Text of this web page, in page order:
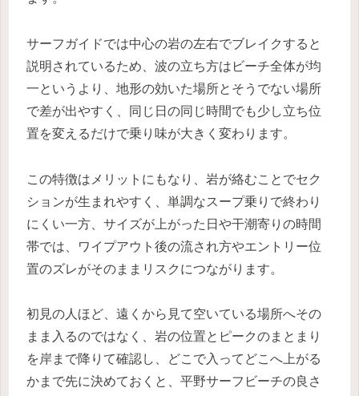
サーフガイドでは中心の岩の左右でブレイクすると
説明されているため、波の立ち方はビーチ全体が均
一というより、地形の効いた場所とそうでない場所
で差が出やすく、同じ日の同じ時間でも少し立ち位
置を変えるだけで乗り味が大きく変わります。
この特徴はメリットにもなり、岩が絡むことでセク
ションが生まれやすく、単調なスープ乗りで終わり
にくい一方、サイズが上がった日や干潮寄りの時間
帯では、ワイプアウト後の流され方やエントリー位
置のズレがそのままリスクにつながります。
初見の人ほど、遠くから見て空いている場所へその
まま入るのではなく、岩の位置とピークのまとまり
を岸まで降りて確認し、どこで入ってどこへ上がる
かまで先に決めておくと、平野サーフビーチの良さ